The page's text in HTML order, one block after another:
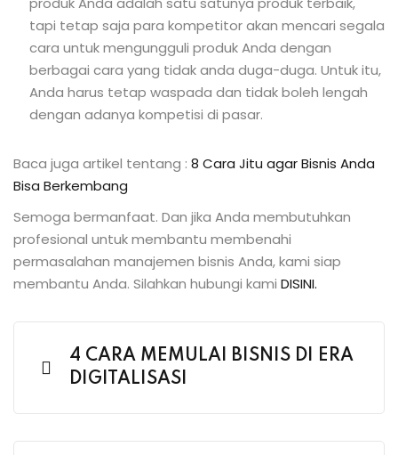
tapi tetap saja para kompetitor akan mencari segala
cara untuk mengungguli produk Anda dengan
berbagai cara yang tidak anda duga-duga. Untuk itu,
Anda harus tetap waspada dan tidak boleh lengah
dengan adanya kompetisi di pasar.
Baca juga artikel tentang : 8 Cara Jitu agar Bisnis Anda
Bisa Berkembang
Semoga bermanfaat. Dan jika Anda membutuhkan
profesional untuk membantu membenahi
permasalahan manajemen bisnis Anda, kami siap
membantu Anda. Silahkan hubungi kami DISINI.
4 CARA MEMULAI BISNIS DI ERA
DIGITALISASI